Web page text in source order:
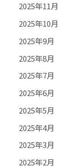
2025年11月
2025年10月
2025年9月
2025年8月
2025年7月
2025年6月
2025年5月
2025年4月
2025年3月
2025年2月